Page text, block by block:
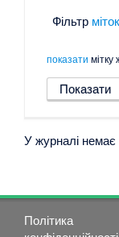
Фільтр міток
показати мітку
У журналі немає
Політика